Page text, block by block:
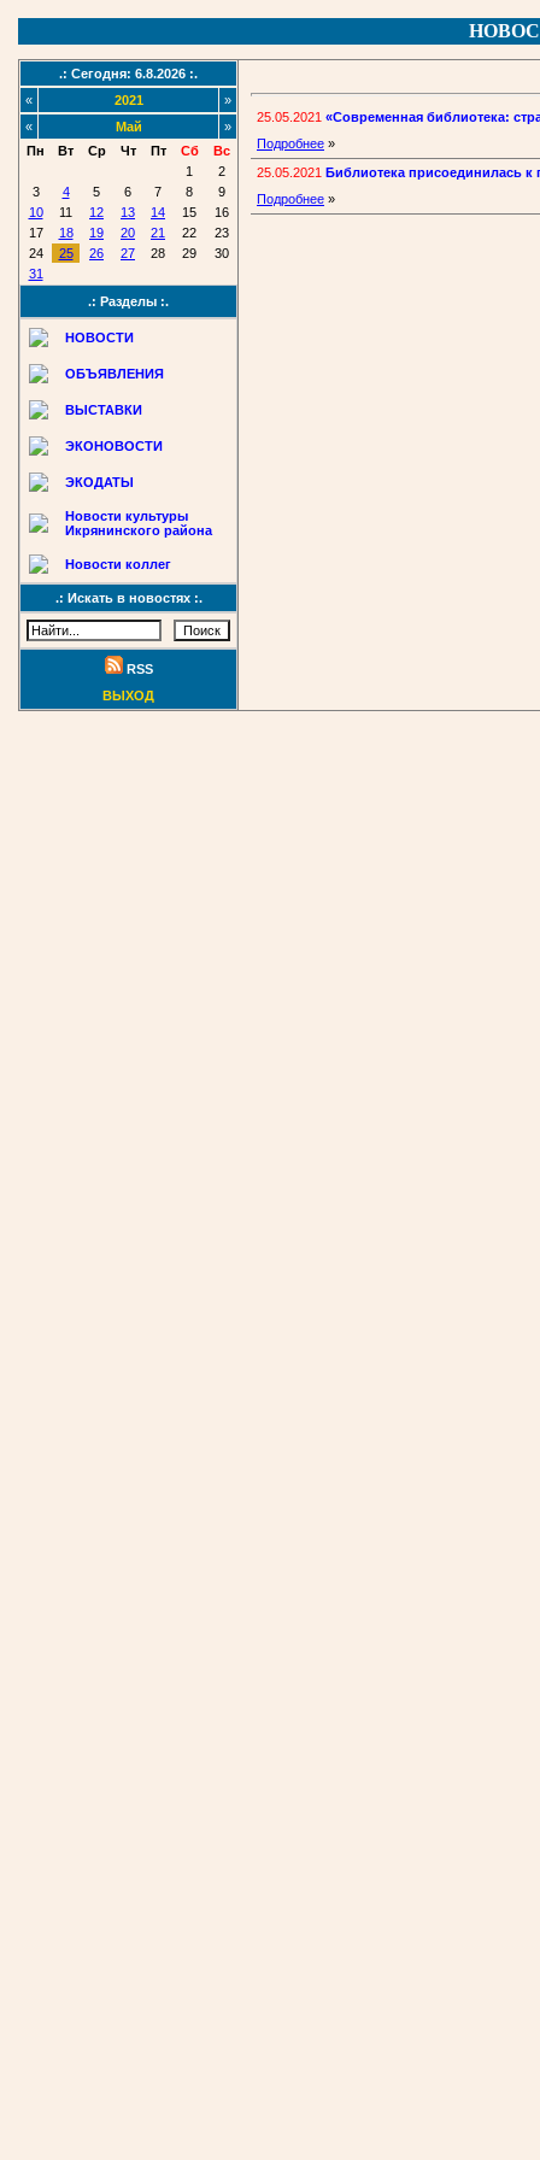
.: Сегодня: 6.8.2026 :.
«
2021
»
«
Май
»
Пн
Вт Ср Чт Пт Сб
Вс
1
2
3
4 5 6 7 8
9
10
11 12 13 14 15
16
17
18 19 20 21 22
23
24
25 26 27 28 29
30
31
.: Разделы :.
НОВОСТИ
ОБЪЯВЛЕНИЯ
ВЫСТАВКИ
ЭКОНОВОСТИ
ЭКОДАТЫ
Новости культуры
Икрянинского района
Новости коллег
.: Искать в новостях :.
RSS
ВЫХОД
25.05.2021 «Современная библиотека:
Подробнее »
25.05.2021 Библиотека присоединилась
Подробнее »